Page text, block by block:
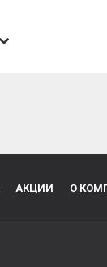
АКЦИИ О